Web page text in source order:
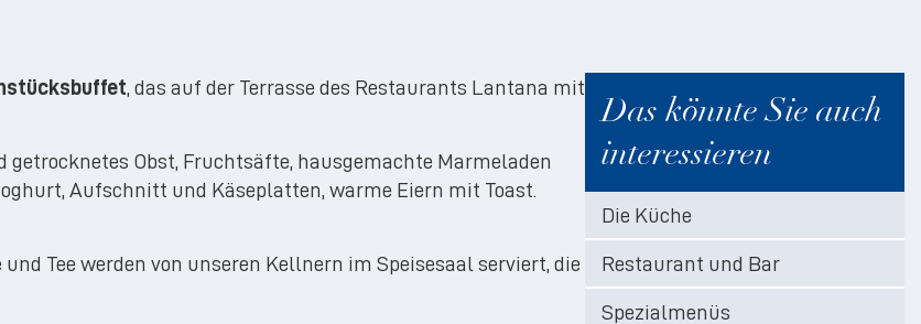
, das auf der Terrasse des Restaurants Lantana mit
getrocknetes Obst, Fruchtsäfte, hausgemachte Marmeladen
Aufschnitt und Käseplatten, warme Eiern mit Toast.
Tee werden von unseren Kellnern im Speisesaal serviert, die
Das könnte Sie auch
interessieren
Die Küche
Restaurant und Bar
Spezialmenüs